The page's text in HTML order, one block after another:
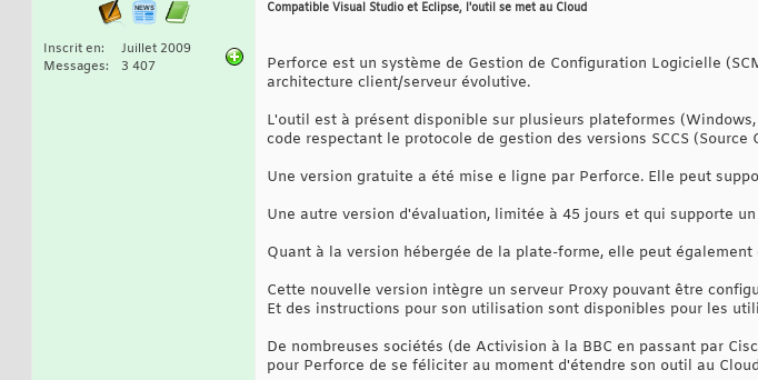
Inscrit en
Juillet 2009
Messages
3 407
Compatible Visual Studio et Eclipse, l'outil se met au Cloud
Perforce est un système de Gestion de Configuration Logicielle
architecture client/serveur évolutive.
L'outil est à présent disponible sur plusieurs plateformes
code respectant le protocole de gestion des versions SCCS
Une version gratuite a été mise e ligne par Perforce. Elle peut
Une autre version d'évaluation, limitée à 45 jours et qui supporte
Quant à la version hébergée de la plate-forme, elle peut
Cette nouvelle version intègre un serveur Proxy pouvant être
Et des instructions pour son utilisation sont disponibles pour les
De nombreuses sociétés (de Activision à la BBC en passant par
pour Perforce de se féliciter au moment d'étendre son outil au